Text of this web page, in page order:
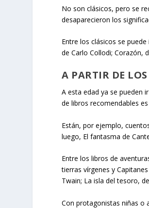
No son clásicos, pero se
desaparecieron los
Entre los clásicos se
de Carlo Collodi; Corazón,
A PARTIR DE
A esta edad ya se pueden
de libros recomendables
Están, por ejemplo,
luego, El fantasma de
Entre los libros de
tierras vírgenes y
Twain; La isla del tesoro,
Con protagonistas niñas o